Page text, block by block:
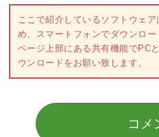
ここで紹介しているソフトウェ
め、スマートフォンでダウンロー
ページ上部にある共有機能でPC
ウンロードをお願い致します。
コメ